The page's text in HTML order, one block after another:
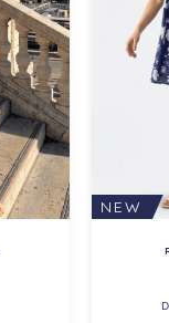
NEW